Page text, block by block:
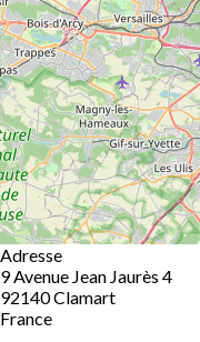
Adresse
9 Avenue Jean Jaurès 4
92140Clamart
France